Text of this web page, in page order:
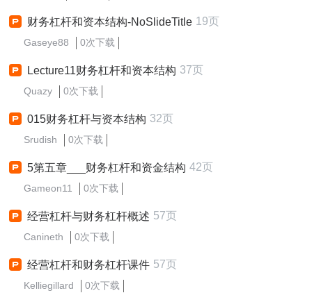
财务杠杆和资本结构-NoSlideTitle 19页
Gaseye88 0次下载
Lecture11财务杠杆和资本结构 37页
Quazy 0次下载
015财务杠杆与资本结构 32页
Srudish 0次下载
5第五章___财务杠杆和资金结构 42页
Gameon11 0次下载
经营杠杆与财务杠杆概述 57页
Canineth 0次下载
经营杠杆和财务杠杆课件 57页
Kelliegillard 0次下载